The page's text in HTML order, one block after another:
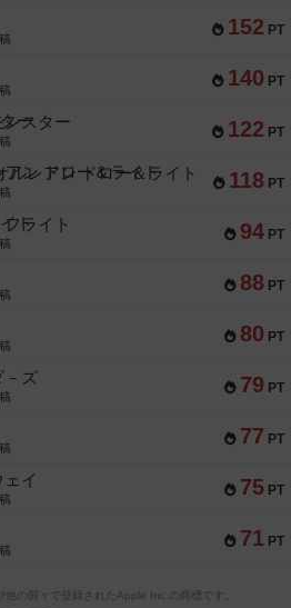
152 PT
140 PT
122 PT
スター
118 PT
ルレアン ドロー＆ライト
94 PT
ライト
88 PT
80 PT
79 PT
－ズ
77 PT
75 PT
イ
71 PT
の国々で登録されたApple Inc.の商標です。